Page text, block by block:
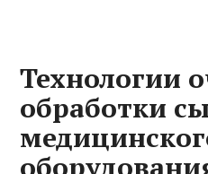
Технологии
обработки